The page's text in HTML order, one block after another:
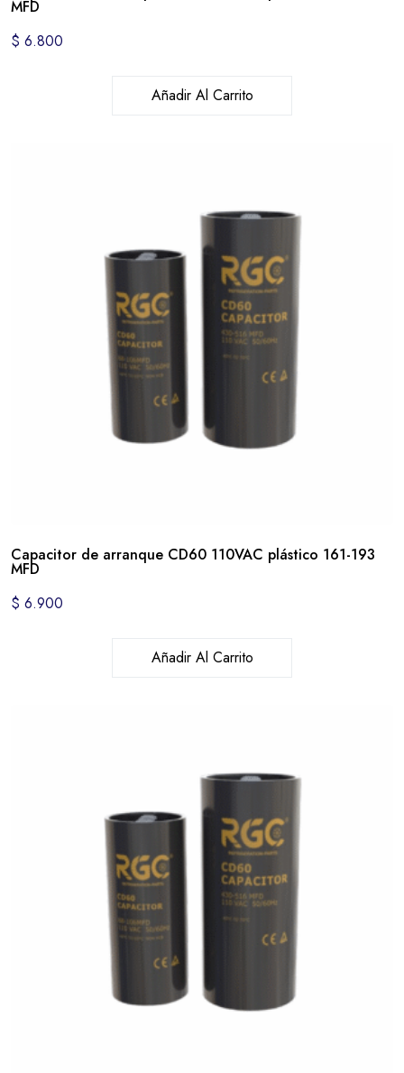
MFD
$ 6.800
Añadir Al Carrito
Capacitor de arranque CD60 110VAC plástico 161-193
MFD
$ 6.900
Añadir Al Carrito